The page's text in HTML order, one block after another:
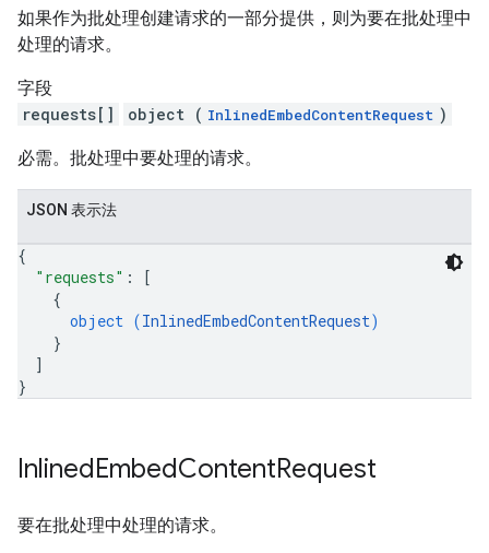
如果作为批处理创建请求的一部分提供，则为要在批处理中
处理的请求。
字段
requests[]
object ( InlinedEmbedContentRequest )
必需。批处理中要处理的请求。
JSON 表示法
{
"requests" :
[
{
object (InlinedEmbedContentRequest)
}
]
}
InlinedEmbedContentRequest
要在批处理中处理的请求。